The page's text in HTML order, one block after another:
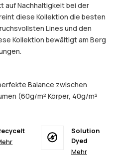
auf Nachhaltigkeit bei der
diese Kollektion die besten
Lines und den
Kollektion bewältigt am Berg
Balance zwischen
(60g/m² Körper, 40g/m²
Solution
Dyed
Mehr